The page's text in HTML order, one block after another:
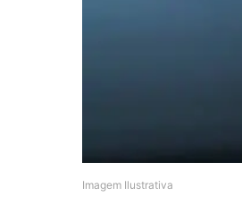
Imagem Ilustrativa